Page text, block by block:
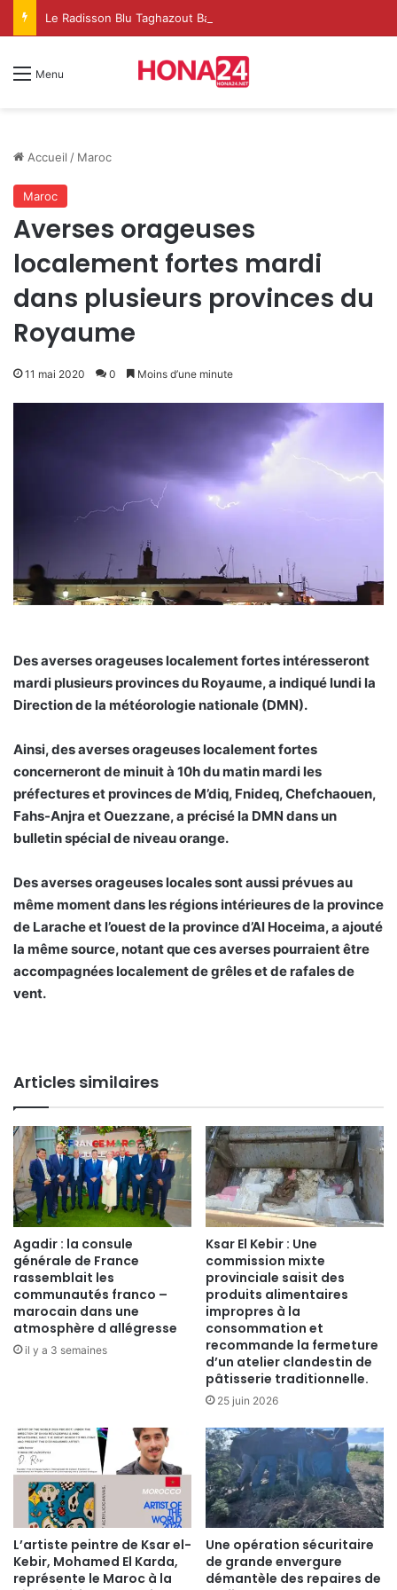
Menu
Accueil / Maroc
Maroc
Averses orageuses
localement fortes mardi
dans plusieurs provinces du
Royaume
11 mai 2020 0 Moins d’une minute
Des averses orageuses localement fortes intéresseront
mardi plusieurs provinces du Royaume, a indiqué lundi la
Direction de la météorologie nationale (DMN).
Ainsi, des averses orageuses localement fortes
concerneront de minuit à 10h du matin mardi les
préfectures et provinces de M’diq, Fnideq, Chefchaouen,
Fahs-Anjra et Ouezzane, a précisé la DMN dans un
bulletin spécial de niveau orange.
Des averses orageuses locales sont aussi prévues au
même moment dans les régions intérieures de la province
de Larache et l’ouest de la province d’Al Hoceima, a ajouté
la même source, notant que ces averses pourraient être
accompagnées localement de grêles et de rafales de
vent.
Articles similaires
Agadir : la consule
générale de France
rassemblait les
communautés franco –
marocain dans une
atmosphère d allégresse
il y a 3 semaines
Ksar El Kebir : Une
commission mixte
provinciale saisit des
produits alimentaires
impropres à la
consommation et
recommande la fermeture
d’un atelier clandestin de
pâtisserie traditionnelle.
25 juin 2026
​L’artiste peintre de Ksar el-
Kebir, Mohamed El Karda,
représente le Maroc à la
Une opération sécuritaire
de grande envergure
démantèle des repaires de